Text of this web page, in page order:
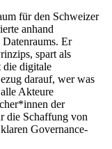
für den Schweizer
anhand
Datenraums. Er
spart als
die digitale
darauf, wer was
Akteure
der
die Schaffung von
Governance-